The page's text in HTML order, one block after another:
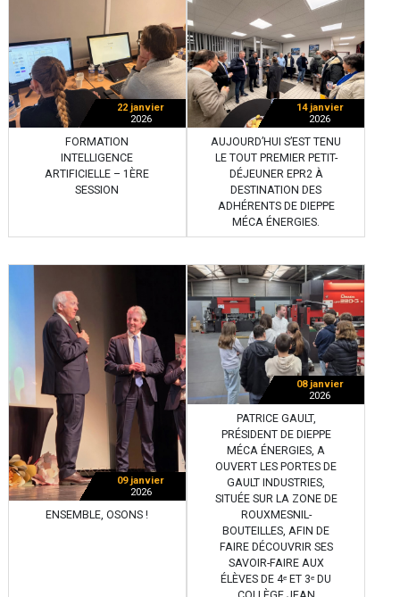
22 janvier
2026
FORMATION
INTELLIGENCE
ARTIFICIELLE – 1ÈRE
SESSION
14 janvier
2026
AUJOURD’HUI S’EST TENU
LE TOUT PREMIER PETIT-
DÉJEUNER EPR2 À
DESTINATION DES
ADHÉRENTS DE DIEPPE
MÉCA ÉNERGIES.
09 janvier
2026
ENSEMBLE, OSONS !
08 janvier
2026
PATRICE GAULT,
PRÉSIDENT DE DIEPPE
MÉCA ÉNERGIES, A
OUVERT LES PORTES DE
GAULT INDUSTRIES,
SITUÉE SUR LA ZONE DE
ROUXMESNIL-
BOUTEILLES, AFIN DE
FAIRE DÉCOUVRIR SES
SAVOIR-FAIRE AUX
ÉLÈVES DE 4ᵉ ET 3ᵉ DU